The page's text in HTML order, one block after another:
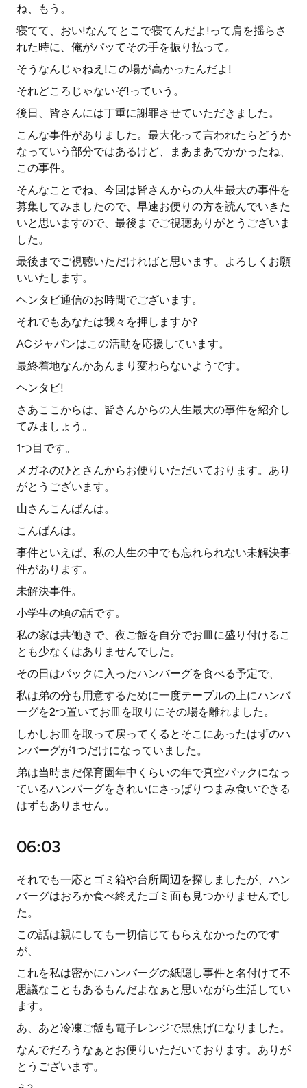
ね、もう。
寝てて、おい!なんてとこで寝てんだよ!って肩を揺らさ
れた時に、俺がパッてその手を振り払って。
そうなんじゃねえ!この場が高かったんだよ!
それどころじゃないぞ!っていう。
後日、皆さんには丁重に謝罪させていただきました。
こんな事件がありました。最大化って言われたらどうか
なっていう部分ではあるけど、まあまあでかかったね、
この事件。
そんなことでね、今回は皆さんからの人生最大の事件を
募集してみましたので、早速お便りの方を読んでいきた
いと思いますので、最後までご視聴ありがとうございま
した。
最後までご視聴いただければと思います。よろしくお願
いいたします。
ヘンタビ通信のお時間でございます。
それでもあなたは我々を押しますか?
ACジャパンはこの活動を応援しています。
最終着地なんかあんまり変わらないようです。
ヘンタビ!
さあここからは、皆さんからの人生最大の事件を紹介し
てみましょう。
1つ目です。
メガネのひとさんからお便りいただいております。あり
がとうございます。
山さんこんばんは。
こんばんは。
事件といえば、私の人生の中でも忘れられない未解決事
件があります。
未解決事件。
小学生の頃の話です。
私の家は共働きで、夜ご飯を自分でお皿に盛り付けるこ
とも少なくはありませんでした。
その日はパックに入ったハンバーグを食べる予定で、
私は弟の分も用意するために一度テーブルの上にハンバ
ーグを2つ置いてお皿を取りにその場を離れました。
しかしお皿を取って戻ってくるとそこにあったはずのハ
ンバーグが1つだけになっていました。
弟は当時まだ保育園年中くらいの年で真空パックになっ
ているハンバーグをきれいにさっぱりつまみ食いできる
はずもありません。
06:03
それでも一応とゴミ箱や台所周辺を探しましたが、ハン
バーグはおろか食べ終えたゴミ面も見つかりませんでし
た。
この話は親にしても一切信じてもらえなかったのです
が、
これを私は密かにハンバーグの紙隠し事件と名付けて不
思議なこともあるもんだよなぁと思いながら生活してい
ます。
あ、あと冷凍ご飯も電子レンジで黒焦げになりました。
なんでだろうなぁとお便りいただいております。ありが
とうございます。